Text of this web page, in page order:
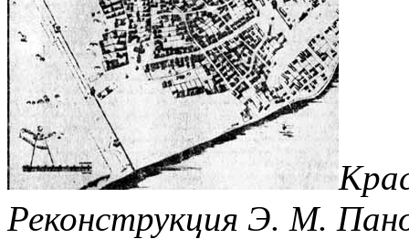
Реконструкция Э. М.